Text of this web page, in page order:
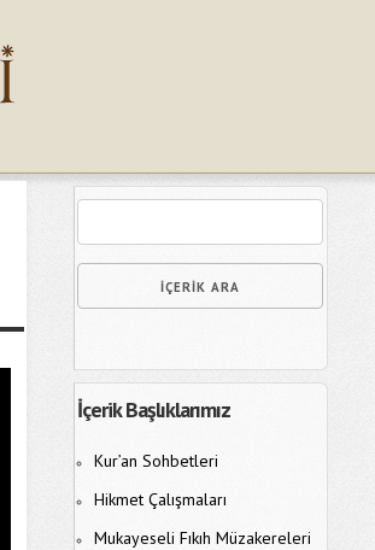
İçerik Başlıklarımız
Kur’an Sohbetleri
Hikmet Çalışmaları
Mukayeseli Fıkıh Müzakereleri